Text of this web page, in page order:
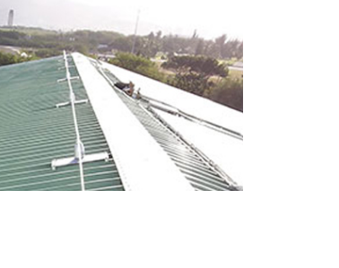
Hantavírus, como prevenir
o contágio entre humanos
O recente alerta associado
ao caso de Hantavírus no
navio voltou a chamar a
atenção para um risco
biológico frequentemente
subestimado em contextos
profissionais, a exposição